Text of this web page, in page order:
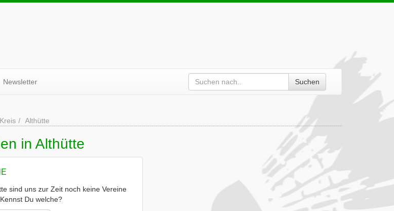
Newsletter Suchen
Althütte
in Althütte
sind uns zur Zeit noch keine Vereine
Du welche?